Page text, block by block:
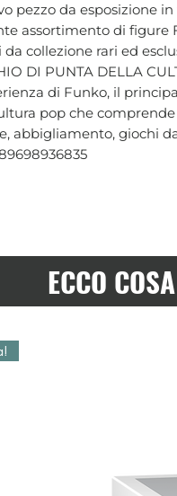
pezzo da esposizione
assortimento di figure
collezione rari ed
DI PUNTA DELLA
di Funko, il
pop che
abbigliamento, giochi
ECCO